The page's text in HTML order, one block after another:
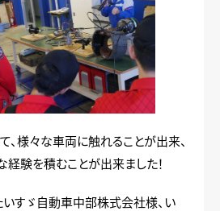
、様々な車両に触れることが出来、
験を積むことが出来ました！
すゞ自動車中部株式会社様、い